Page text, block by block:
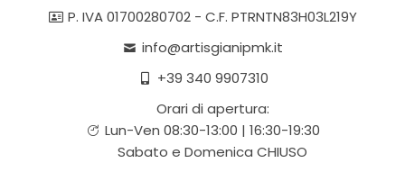
P. IVA 01700280702 - C.F. PTRNTN83H03L219Y
info@artisgianipmk.it
+39 340 9907310
Orari di apertura:
Lun-Ven 08:30-13:00 | 16:30-19:30
Sabato e Domenica CHIUSO